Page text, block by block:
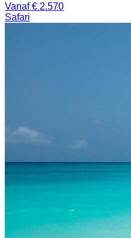
Vanaf € 2.570
Safari